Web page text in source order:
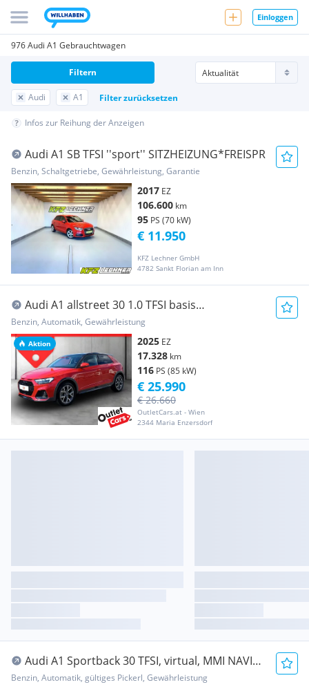
Einloggen
976 Audi A1 Gebrauchtwagen
Audi A1 Filter zurücksetzen
Filtern
Infos zur Reihung der Anzeigen
Audi A1 SB TFSI ''sport'' SITZHEIZUNG*FREISPR
Benzin, Schaltgetriebe, Gewährleistung, Garantie
2017 EZ
106.600 km
95 PS (70 kW)
KFZ Lechner GmbH
4782 Sankt Florian am Inn
€ 11.950
Aktion
Audi A1 allstreet 30 1.0 TFSI basis
ASSIST+LED+NAVI
Benzin, Automatik, Gewährleistung
2025 EZ
17.328 km
116 PS (85 kW)
OutletCars.at - Wien
2344 Maria Enzersdorf
€ 26.660
€ 25.990
Audi A1 Sportback 30 TFSI, virtual, MMI NAVI
PLUS, 8...
Benzin, Automatik, gültiges Pickerl, Gewährleistung